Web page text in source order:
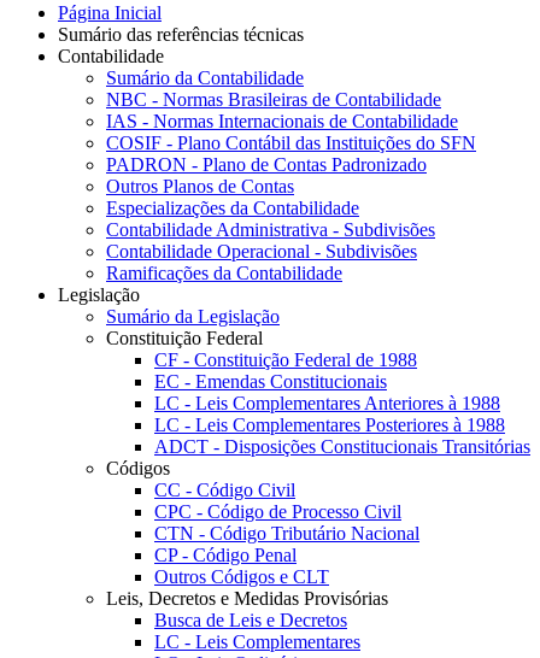
Página Inicial
Sumário das referências técnicas
Contabilidade
Sumário da Contabilidade
NBC - Normas Brasileiras de Contabilidade
IAS - Normas Internacionais de Contabilidade
COSIF - Plano Contábil das Instituições do SFN
PADRON - Plano de Contas Padronizado
Outros Planos de Contas
Especializações da Contabilidade
Contabilidade Administrativa - Subdivisões
Contabilidade Operacional - Subdivisões
Ramificações da Contabilidade
Legislação
Sumário da Legislação
Constituição Federal
CF - Constituição Federal de 1988
EC - Emendas Constitucionais
LC - Leis Complementares Anteriores à 1988
LC - Leis Complementares Posteriores à 1988
ADCT - Disposições Constitucionais Transitórias
Códigos
CC - Código Civil
CPC - Código de Processo Civil
CTN - Código Tributário Nacional
CP - Código Penal
Outros Códigos e CLT
Leis, Decretos e Medidas Provisórias
Busca de Leis e Decretos
LC - Leis Complementares